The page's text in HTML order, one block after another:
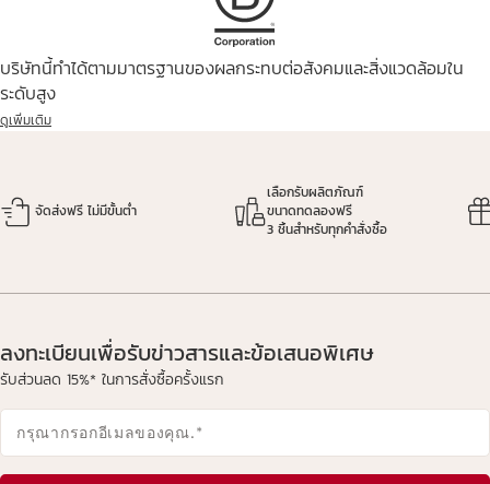
บริษัทนี้ทำได้ตามมาตรฐานของผลกระทบต่อสังคมและสิ่งแวดล้อมใน
ระดับสูง
ดูเพิ่มเติม
จัดส่งฟรี ไม่มีขั้นต่ำ
เลือกรับผลิตภัณฑ์
ขนาดทดลองฟรี
3 ชิ้นสำหรับทุกคำสั่งซื้อ
ลงทะเบียนเพื่อรับข่าวสารและข้อเสนอพิเศษ
รับส่วนลด 15%* ในการสั่งซื้อครั้งแรก
กรุณากรอกอีเมลของคุณ.*